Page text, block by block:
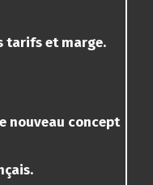
tarifs et marge.
nouveau concept